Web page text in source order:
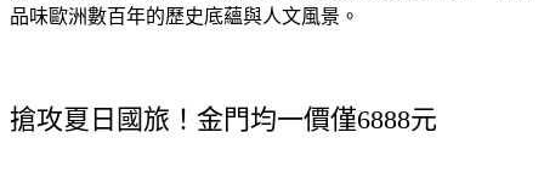
品味歐洲數百年的歷史底蘊與人文風景。
搶攻夏日國旅！金門均一價僅6888元